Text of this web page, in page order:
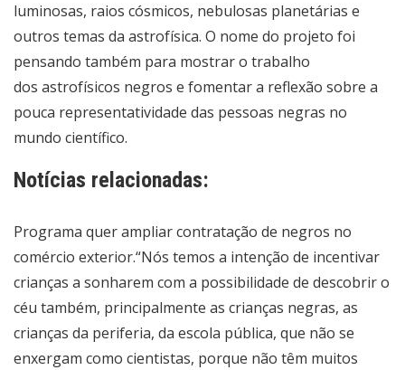
luminosas, raios cósmicos, nebulosas planetárias e
outros temas da astrofísica. O nome do projeto foi
pensando também para mostrar o trabalho
dos astrofísicos negros e fomentar a reflexão sobre a
pouca representatividade das pessoas negras no
mundo científico.
Notícias relacionadas:
Programa quer ampliar contratação de negros no
comércio exterior.“Nós temos a intenção de incentivar
crianças a sonharem com a possibilidade de descobrir o
céu também, principalmente as crianças negras, as
crianças da periferia, da escola pública, que não se
enxergam como cientistas, porque não têm muitos